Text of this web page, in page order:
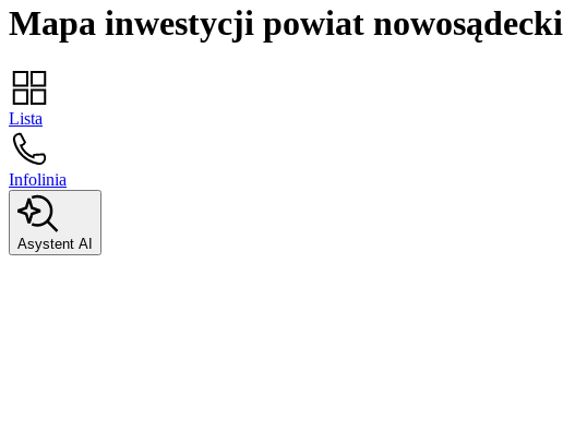
Mapa inwestycji powiat nowosądecki
Lista
Infolinia
Asystent AI